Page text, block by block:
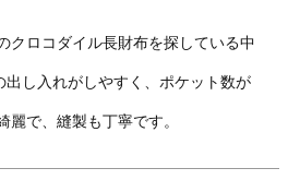
クロコダイル長財布を探している中
し入れがしやすく、ポケット数が
麗で、縫製も丁寧です。